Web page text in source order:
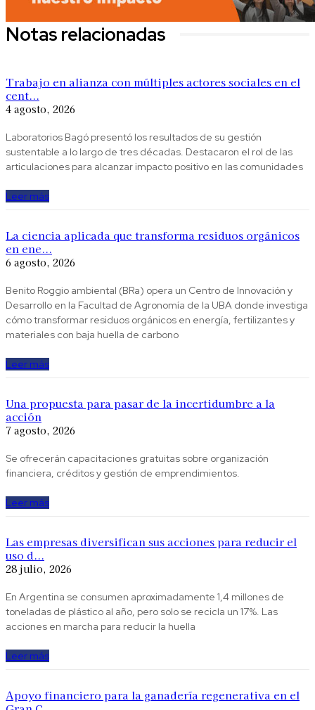
Notas relacionadas
Trabajo en alianza con múltiples actores sociales en el
cent...
4 agosto, 2026
Laboratorios Bagó presentó los resultados de su gestión
sustentable a lo largo de tres décadas. Destacaron el rol de las
articulaciones para alcanzar impacto positivo en las comunidades
Leer más
La ciencia aplicada que transforma residuos orgánicos
en ene...
6 agosto, 2026
Benito Roggio ambiental (BRa) opera un Centro de Innovación y
Desarrollo en la Facultad de Agronomía de la UBA donde investiga
cómo transformar residuos orgánicos en energía, fertilizantes y
materiales con baja huella de carbono
Leer más
Una propuesta para pasar de la incertidumbre a la
acción
7 agosto, 2026
Se ofrecerán capacitaciones gratuitas sobre organización
financiera, créditos y gestión de emprendimientos.
Leer más
Las empresas diversifican sus acciones para reducir el
uso d...
28 julio, 2026
En Argentina se consumen aproximadamente 1,4 millones de
toneladas de plástico al año, pero solo se recicla un 17%. Las
acciones en marcha para reducir la huella
Leer más
Apoyo financiero para la ganadería regenerativa en el